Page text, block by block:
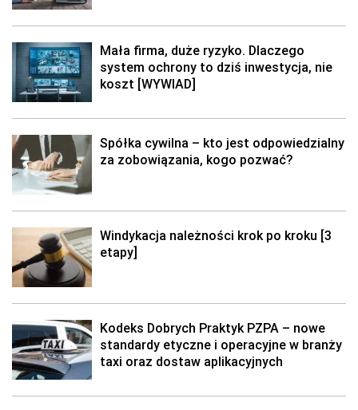
Mała firma, duże ryzyko. Dlaczego
system ochrony to dziś inwestycja, nie
koszt [WYWIAD]
Spółka cywilna – kto jest odpowiedzialny
za zobowiązania, kogo pozwać?
Windykacja należności krok po kroku [3
etapy]
Kodeks Dobrych Praktyk PZPA – nowe
standardy etyczne i operacyjne w branży
taxi oraz dostaw aplikacyjnych